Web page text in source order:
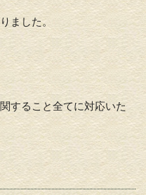
ました。
すること全てに対応いた